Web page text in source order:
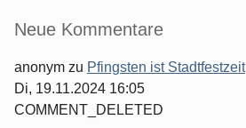
Seitenleiste
Neue Kommentare
anonym zu Pfingsten ist Stadtfestzeit
Di, 19.11.2024 16:05
COMMENT_DELETED